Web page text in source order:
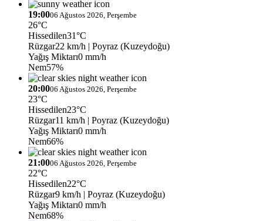
19:0006 Ağustos 2026, Perşembe
26°C
Hissedilen31°C
Rüzgar22 km/h | Poyraz (Kuzeydoğu)
Yağış Miktarı0 mm/h
Nem57%
20:0006 Ağustos 2026, Perşembe
23°C
Hissedilen23°C
Rüzgar11 km/h | Poyraz (Kuzeydoğu)
Yağış Miktarı0 mm/h
Nem66%
21:0006 Ağustos 2026, Perşembe
22°C
Hissedilen22°C
Rüzgar9 km/h | Poyraz (Kuzeydoğu)
Yağış Miktarı0 mm/h
Nem68%